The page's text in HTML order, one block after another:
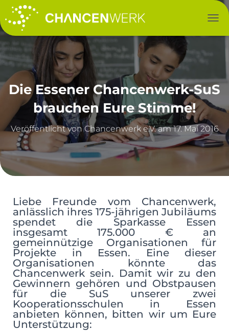
Die Essener Chancenwerk-SuS
brauchen Eure Stimme!
Veröffentlicht von am17. Mai 2016
Liebe Freunde vom Chancenwerk,
anlässlich ihres 175-jährigen Jubiläums
spendet die Sparkasse Essen
insgesamt 175.000 € an
gemeinnützige Organisationen für
Projekte in Essen. Eine dieser
Organisationen könnte das
Chancenwerk sein. Damit wir zu den
Gewinnern gehören und Obstpausen
für die SuS unserer zwei
Kooperationsschulen in Essen
anbieten können, bitten wir um Eure
Unterstützung: